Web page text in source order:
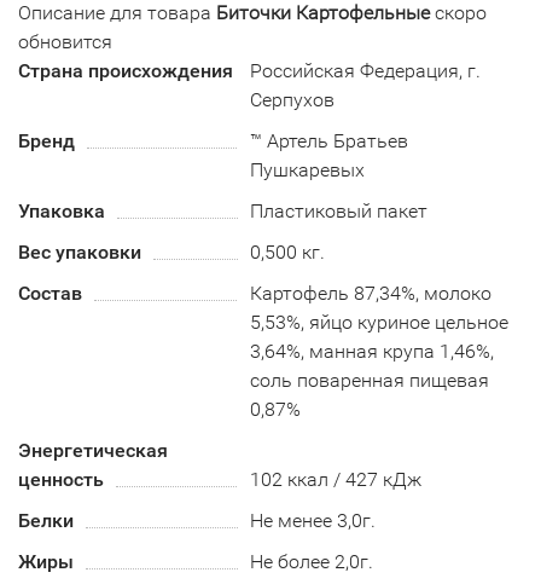
Описание для товара Биточки Картофельныескоро
обновится
Страна происхождения
Российская Федерация, г.
Серпухов
Бренд
™ Артель Братьев
Пушкаревых
Упаковка
Пластиковый пакет
Вес упаковки
0,500 кг.
Состав
Картофель 87,34%, молоко
5,53%, яйцо куриное цельное
3,64%, манная крупа 1,46%,
соль поваренная пищевая
0,87%
Энергетическая
ценность
102 ккал / 427 кДж
Белки
Не менее 3,0г.
Жиры
Не более 2,0г.